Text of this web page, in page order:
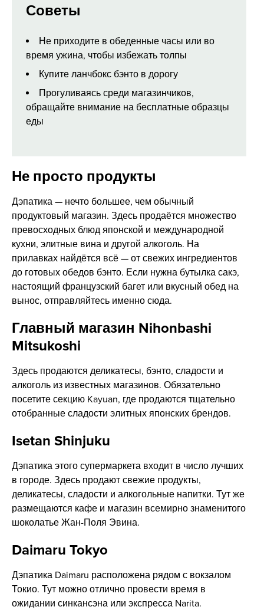
Советы
Не приходите в обеденные часы или во
время ужина, чтобы избежать толпы
Купите ланчбокс бэнто в дорогу
Прогуливаясь среди магазинчиков,
обращайте внимание на бесплатные образцы
еды
Не просто продукты
Дэпатика — нечто большее, чем обычный
продуктовый магазин. Здесь продаётся множество
превосходных блюд японской и международной
кухни, элитные вина и другой алкоголь. На
прилавках найдётся всё — от свежих ингредиентов
до готовых обедов бэнто. Если нужна бутылка сакэ,
настоящий французский багет или вкусный обед на
вынос, отправляйтесь именно сюда.
Главный магазин Nihonbashi
Mitsukoshi
Здесь продаются деликатесы, бэнто, сладости и
алкоголь из известных магазинов. Обязательно
посетите секцию Kayuan, где продаются тщательно
отобранные сладости элитных японских брендов.
Isetan Shinjuku
Дэпатика этого супермаркета входит в число лучших
в городе. Здесь продают свежие продукты,
деликатесы, сладости и алкогольные напитки. Тут же
размещаются кафе и магазин всемирно знаменитого
шоколатье Жан-Поля Эвина.
Daimaru Tokyo
Дэпатика Daimaru расположена рядом с вокзалом
Токио. Тут можно отлично провести время в
ожидании синкансэна или экспресса Narita.